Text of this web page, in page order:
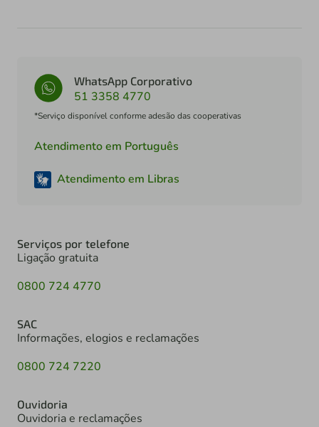
WhatsApp Corporativo
51 3358 4770
*Serviço disponível conforme adesão das cooperativas
Atendimento em Português
Atendimento em Libras
Serviços por telefone
Ligação gratuita
0800 724 4770
SAC
Informações, elogios e reclamações
0800 724 7220
Ouvidoria
Ouvidoria e reclamações